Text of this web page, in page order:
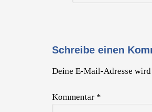
Schreibe einen
Deine E-Mail-Adresse
Kommentar *